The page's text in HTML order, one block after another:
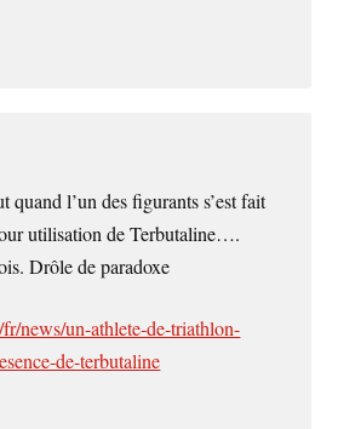
l’un des figurants s’est fait
utilisation de Terbutaline….
Drôle de paradoxe
news/un-athlete-de-triathlon-
de-terbutaline